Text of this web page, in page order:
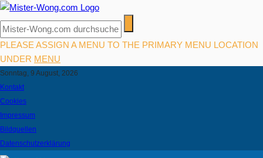
PLEASE ASSIGN A MENU TO THE PRIMARY MENU LOCATION
UNDER MENU
Sonntag, 9 August, 2026
Kontakt
Cookies
Impressum
Bildquellen
Datenschutzerklärung